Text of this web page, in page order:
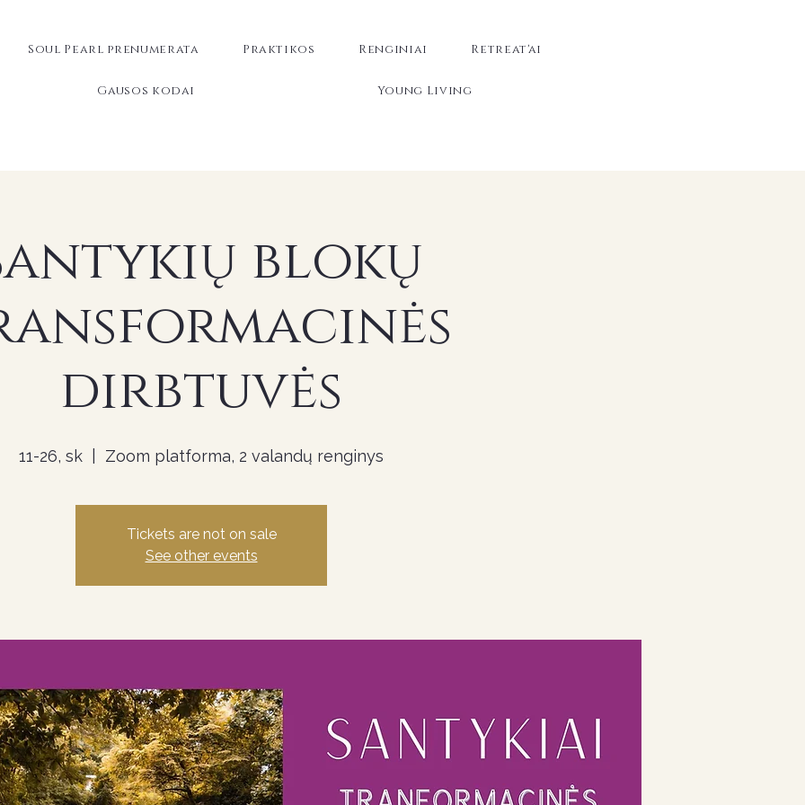
Soul Pearl prenumerata Praktikos Renginiai Retreat'ai
Gausos kodai Young Living
blokų
dirbtuvės
11-26, sk Zoom platforma, 2 valandų renginys
Tickets are not on sale
See other events